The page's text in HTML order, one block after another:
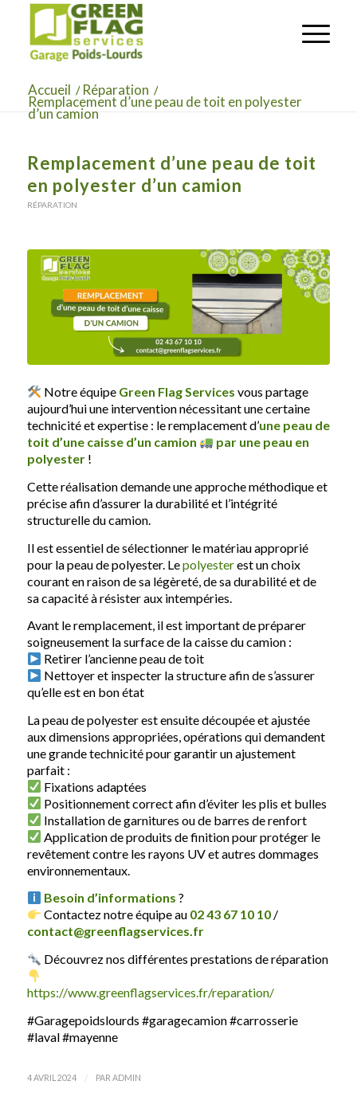
Accueil / Réparation /
Remplacement d’une peau de toit en polyester
d’un camion
Remplacement d’une peau de toit
en polyester d’un camion
RÉPARATION
Notre équipe Green Flag Services vous partage
aujourd’hui une intervention nécessitant une certaine
technicité et expertise : le remplacement d’une peau de
toit d’une caisse d’un camion
par une peau en
polyester!
Cette réalisation demande une approche méthodique et
précise afin d’assurer la durabilité et l’intégrité
structurelle du camion.
Il est essentiel de sélectionner le matériau approprié
pour la peau de polyester. Lepolyesterest un choix
courant en raison de sa légèreté, de sa durabilité et de
sa capacité à résister aux intempéries.
Avant le remplacement, il est important de préparer
soigneusement la surface de la caisse du camion :
Retirer l’ancienne peau de toit
Nettoyer et inspecter la structure afin de s’assurer
qu’elle est en bon état
La peau de polyester est ensuite découpée et ajustée
aux dimensions appropriées, opérations qui demandent
une grande technicité pour garantir un ajustement
parfait :
Fixations adaptées
Positionnement correct afin d’éviter les plis et bulles
Installation de garnitures ou de barres de renfort
Application de produits de finition pour protéger le
revêtement contre les rayons UV et autres dommages
environnementaux.
Besoin d’informations ?
Contactez notre équipe au 02 43 67 10 10/
contact@greenflagservices.fr
Découvrez nos différentes prestations de réparation
https://www.greenflagservices.fr/reparation/
#Garagepoidslourds #garagecamion #carrosserie
#laval #mayenne
4 AVRIL 2024 / PAR ADMIN